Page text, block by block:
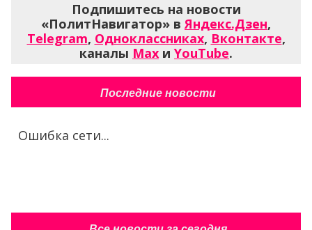
Подпишитесь на новости
«ПолитНавигатор» вЯндекс.Дзен,
Telegram, Одноклассниках, Вконтакте,
каналы Max и YouTube.
Последние новости
Ошибка сети...